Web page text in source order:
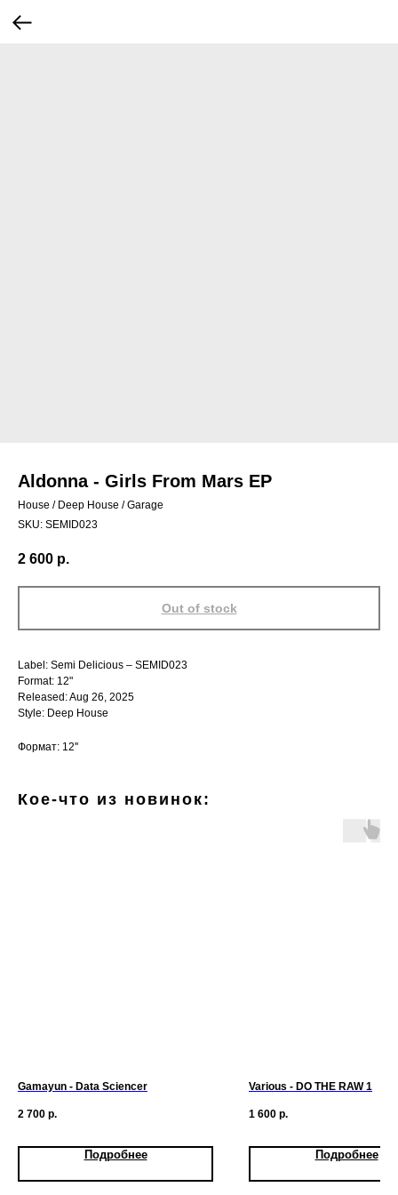
Aldonna - Girls From Mars EP
House / Deep House / Garage
SKU: SEMID023
2 600 р.
Out of stock
Label: Semi Delicious – SEMID023
Format: 12"
Released: Aug 26, 2025
Style: Deep House
Формат: 12''
Кое-что из новинок:
Gamayun - Data Sciencer
2 700 р.
Подробнее
Various - DO THE RAW 1
1 600 р.
Подробнее